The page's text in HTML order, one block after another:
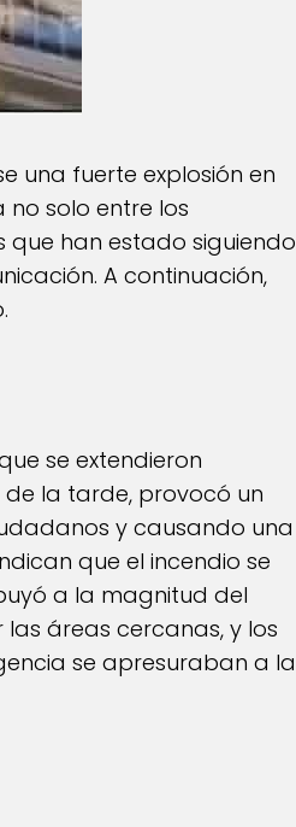
una fuerte explosión en
solo entre los
han estado siguiendo
A continuación,
se extendieron
la tarde, provocó un
y causando una
que el incendio se
a la magnitud del
áreas cercanas, y los
se apresuraban a la